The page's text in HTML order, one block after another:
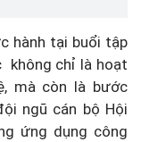
hành tại buổi tập
không chỉ là hoạt
mà còn là bước
ngũ cán bộ Hội
ứng dụng công